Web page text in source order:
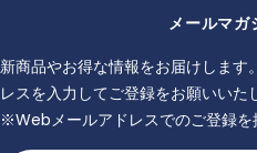
メールマガ
新商品やお得な情報をお届けしま
レスを入力してご登録をお願いいた
※Webメールアドレスでのご登録を